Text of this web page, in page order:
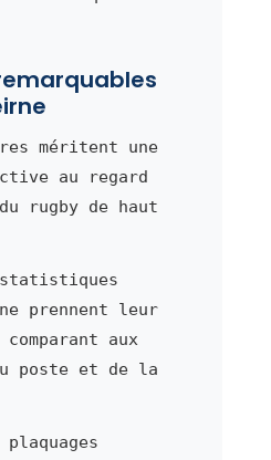
méritent une
au regard
rugby de haut
prennent leur
aux
poste et de la